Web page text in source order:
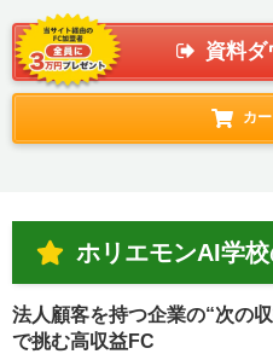
資料ダ
カ
ホリエモンAI学
法人顧客を持つ企業の“次の
で挑む高収益FC